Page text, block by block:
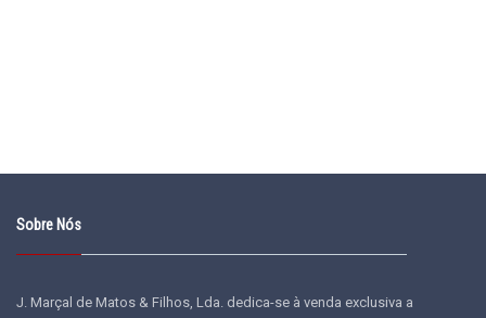
Sobre Nós
J. Marçal de Matos & Filhos, Lda. dedica-se à venda exclusiva a